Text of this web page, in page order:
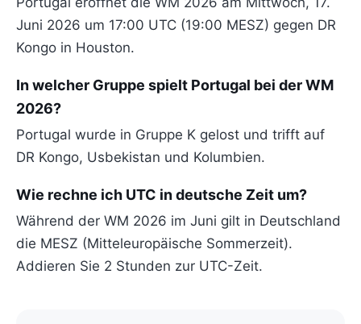
Juni 2026 um 17:00 UTC (19:00 MESZ) gegen DR
Kongo in Houston.
In welcher Gruppe spielt Portugal bei der WM
2026?
Portugal wurde in Gruppe K gelost und trifft auf
DR Kongo, Usbekistan und Kolumbien.
Wie rechne ich UTC in deutsche Zeit um?
Während der WM 2026 im Juni gilt in Deutschland
die MESZ (Mitteleuropäische Sommerzeit).
Addieren Sie 2 Stunden zur UTC-Zeit.